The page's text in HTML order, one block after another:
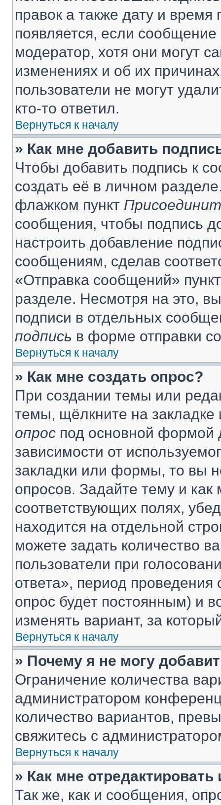
правок а также дату и
появляется, если
модератор, хотя они могут
изменениях и об их
пользователи не могут
кто-то ответил.
Вернуться к началу
» Как мне добавить
Чтобы добавить подпись к
создать её в личном
флажком пункт
сообщения, чтобы подпись
настроить добавление
сообщениям, сделав
«Отправка сообщений»
разделе. Несмотря на это,
подписи в отдельных
подпись в форме отправки
Вернуться к началу
» Как мне создать опрос?
При создании темы или
темы, щёлкните на
опрос под основной формой
зависимости от
закладки или формы, то вы
опросов. Задайте тему и
соответствующих полях,
находится на отдельной
можете задать количество
пользователи при
ответа», период проведения
опрос будет постоянным) и
изменять вариант, за
Вернуться к началу
» Почему я не могу
Ограничение количества
администратором
количество вариантов,
свяжитесь с
Вернуться к началу
» Как мне
Так же, как и сообщения,